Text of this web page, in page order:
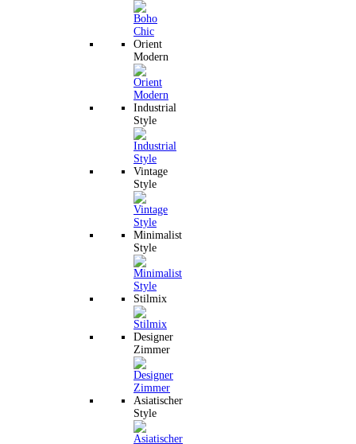
Orient
Modern
Industrial
Style
Vintage
Style
Minimalist
Style
Stilmix
Designer
Zimmer
Asiatischer
Style